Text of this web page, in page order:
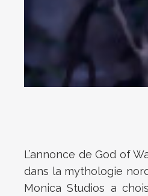
L’annonce de God of
dans la mythologie
Monica Studios a